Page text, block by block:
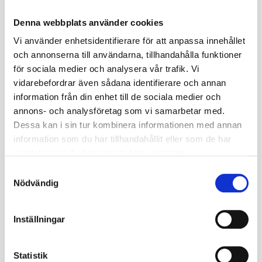
Denna webbplats använder cookies
Vi använder enhetsidentifierare för att anpassa innehållet
och annonserna till användarna, tillhandahålla funktioner
för sociala medier och analysera vår trafik. Vi
vidarebefordrar även sådana identifierare och annan
information från din enhet till de sociala medier och
annons- och analysföretag som vi samarbetar med.
Dessa kan i sin tur kombinera informationen med annan
information som du har tillhandahållit eller som de har
Nödvändig
Inställningar
Statistik
vid 15 km/h
Specifikationer
Nästa inkommande
leveransdatum
2026-11-06
Miljöavgift
Miljöavgift 25 kr inkl
moms ingår i priset
Fabrikat
BKT
Ply rate (PR)
TL / TT
Däcket kräver ingen
Däckstorlek